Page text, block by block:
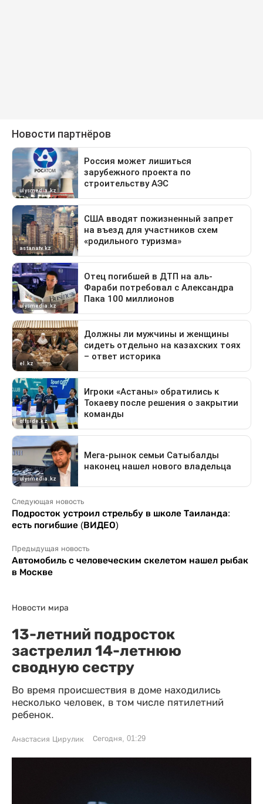
Следующая новость
Подросток устроил стрельбу в школе Таиланда:
есть погибшие (ВИДЕО)
Предыдущая новость
Автомобиль с человеческим скелетом нашел рыбак
в Москве
Новости мира
13-летний подросток
застрелил 14-летнюю
сводную сестру
Во время происшествия в доме находились
несколько человек, в том числе пятилетний
ребенок.
Анастасия Цирулик Сегодня, 01:29